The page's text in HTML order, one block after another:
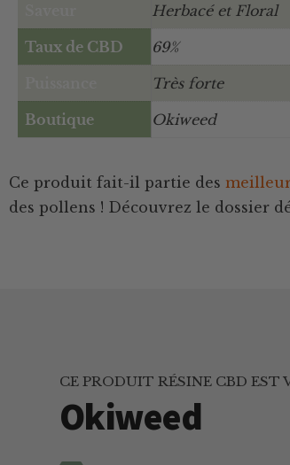
Herbacé et Floral
Taux de CBD 69%
Très forte
Boutique Okiweed
Ce produit fait-il partie des
des pollens ! Découvrez le dossier
CE PRODUIT RÉSINE CBD EST
Okiweed